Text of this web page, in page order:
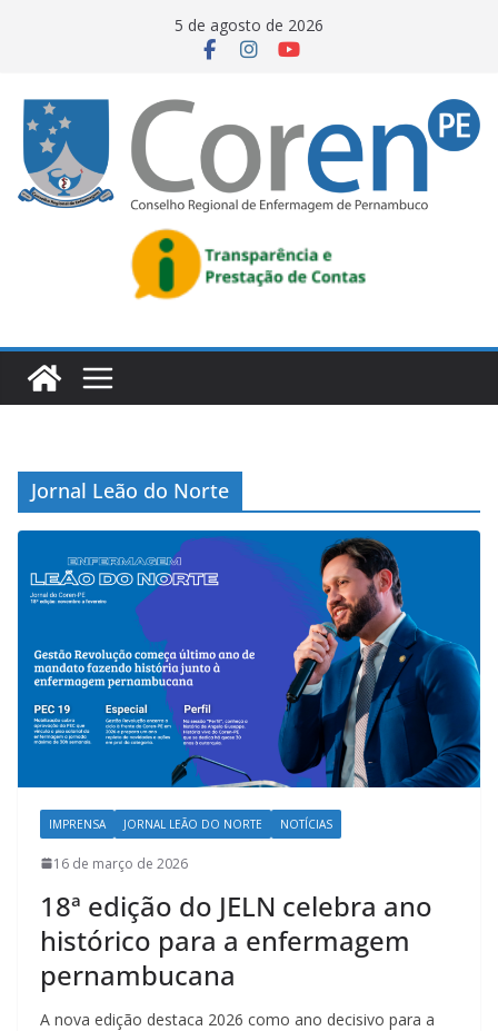
5 de agosto de 2026
Jornal Leão do Norte
IMPRENSA JORNAL LEÃO DO NORTE NOTÍCIAS
16 de março de 2026
18ª edição do JELN celebra ano
histórico para a enfermagem
pernambucana
A nova edição destaca 2026 como ano decisivo para a